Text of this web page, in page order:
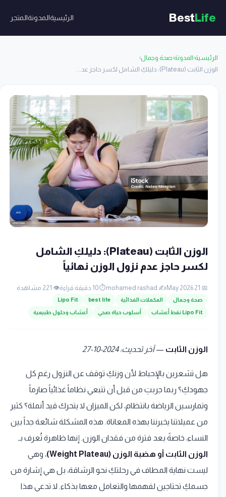
BestLife الرئيسيةالمدونةالمتجر
الرئيسية›المدونة›صحة وجمال›
الوزن الثابت (Plateau): دليلكِ الشامل لكسر حاجز عد...
الوزن الثابت (Plateau): دليلكِ الشامل
لكسر حاجز عدم نزول الوزن نهائياً
📅 21 May 2026
✍️ mohamed rashad ⏱️ 10 دقيقة قراءة 👁️ 221 مشاهدة
صحة وجمال المكملات الغذائية best life
Lipo Fit
Lipo Fit نقط أعشاب أسلوب حياة صحي أعشاب وحلول طبيعية
الوزن الثابت —آخر تحديث: 2024-10-27
هل تشعرين بالإحباط لأن وزنكِ توقف عن النزول رغم كل
جهودكِ؟ ربما جربتِ من قبل أن تتبعي نظاماً غذائياً صارماً
وتمارسين الرياضة بانتظام، لكن الميزان لا يتحرك قيد أنملة؟ كثير
من عميلاتنا يخبرننا بهذه المعاناة. هذه المشكلة شائعة جداً بين
النساء، خاصةً بعد فترة من فقدان الوزن. إنها ظاهرة تُعرف بـ
الوزن الثابت أو هضبة الوزن (Weight Plateau)
، وهي
ليست نهاية المطاف في رحلتكِ نحو الرشاقة، بل هي إشارة من
جسمكِ تحتاجين لفهمها والتعامل معها بذكاء. لا تدعي هذا